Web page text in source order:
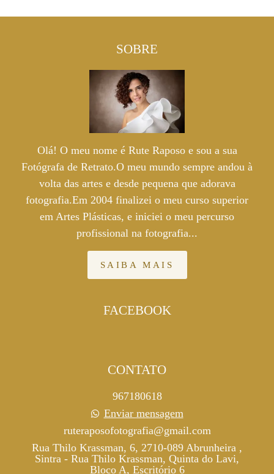
SOBRE
Olá! O meu nome é Rute Raposo e sou a sua
Fotógrafa de Retrato.O meu mundo sempre andou à
volta das artes e desde pequena que adorava
fotografia.Em 2004 finalizei o meu curso superior
em Artes Plásticas, e iniciei o meu percurso
profissional na fotografia...
SAIBA MAIS
FACEBOOK
CONTATO
967180618
Enviar mensagem
ruteraposofotografia@gmail.com
Rua Thilo Krassman, 6, 2710-089 Abrunheira ,
Sintra - Rua Thilo Krassman, Quinta do Lavi,
Bloco A, Escritório 6